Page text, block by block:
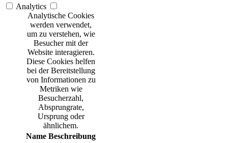
Analytics
Analytische Cookies
werden verwendet,
um zu verstehen, wie
Besucher mit der
Website interagieren.
Diese Cookies helfen
bei der Bereitstellung
von Informationen zu
Metriken wie
Besucherzahl,
Absprungrate,
Ursprung oder
ähnlichem.
Name Beschreibung